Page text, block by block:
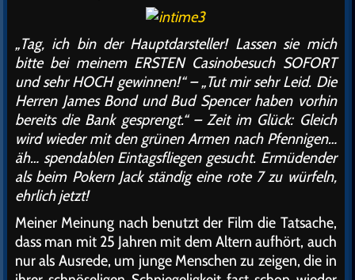
„Tag, ich bin der Hauptdarsteller! Lassen sie mich
bitte bei meinem ERSTEN Casinobesuch SOFORT
und sehr HOCH gewinnen!“ – „Tut mir sehr Leid. Die
Herren James Bond und Bud Spencer haben vorhin
bereits die Bank gesprengt.“ – Zeit im Glück: Gleich
wird wieder mit den grünen Armen nach Pfennigen…
äh… spendablen Eintagsfliegen gesucht. Ermüdender
als beim Pokern Jack ständig eine rote 7 zu würfeln,
ehrlich jetzt!
Meiner Meinung nach benutzt der Film die Tatsache,
dass man mit 25 Jahren mit dem Altern aufhört, auch
nur als Ausrede, um junge Menschen zu zeigen, die in